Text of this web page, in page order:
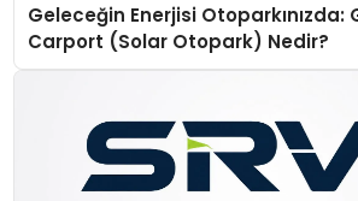
Geleceğin Enerjisi Otoparkınızda:
Carport (Solar Otopark) Nedir?